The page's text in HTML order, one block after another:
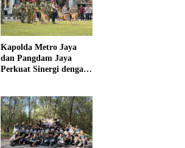
Kapolda Metro Jaya
dan Pangdam Jaya
Perkuat Sinergi dengan